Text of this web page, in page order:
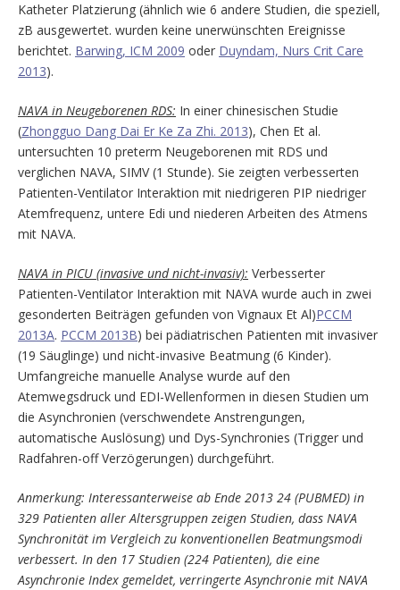
Katheter Platzierung (ähnlich wie 6 andere Studien, die speziell,
zB ausgewertet. wurden keine unerwünschten Ereignisse
berichtet. Barwing, ICM 2009 oder Duyndam, Nurs Crit Care
2013).
NAVA in Neugeborenen RDS: In einer chinesischen Studie
(Zhongguo Dang Dai Er Ke Za Zhi. 2013), Chen Et al.
untersuchten 10 preterm Neugeborenen mit RDS und
verglichen NAVA, SIMV (1 Stunde). Sie zeigten verbesserten
Patienten-Ventilator Interaktion mit niedrigeren PIP niedriger
Atemfrequenz, untere Edi und niederen Arbeiten des Atmens
mit NAVA.
NAVA in PICU (invasive und nicht-invasiv): Verbesserter
Patienten-Ventilator Interaktion mit NAVA wurde auch in zwei
gesonderten Beiträgen gefunden von Vignaux Et Al)PCCM
2013A. PCCM 2013B) bei pädiatrischen Patienten mit invasiver
(19 Säuglinge) und nicht-invasive Beatmung (6 Kinder).
Umfangreiche manuelle Analyse wurde auf den
Atemwegsdruck und EDI-Wellenformen in diesen Studien um
die Asynchronien (verschwendete Anstrengungen,
automatische Auslösung) und Dys-Synchronies (Trigger und
Radfahren-off Verzögerungen) durchgeführt.
Anmerkung: Interessanterweise ab Ende 2013 24 (PUBMED) in
329 Patienten aller Altersgruppen zeigen Studien, dass NAVA
Synchronität im Vergleich zu konventionellen Beatmungsmodi
verbessert. In den 17 Studien (224 Patienten), die eine
Asynchronie Index gemeldet, verringerte Asynchronie mit NAVA